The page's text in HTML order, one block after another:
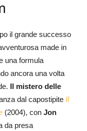
il grande successo
made in
una formula
ancora una volta
Il mistero delle
dal capostipite Il
(2004), con Jon
da presa